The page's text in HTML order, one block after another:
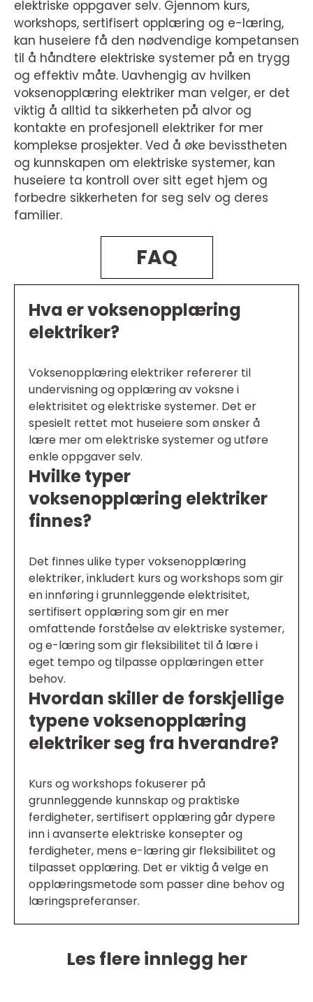
elektriske oppgaver selv. Gjennom kurs,
workshops, sertifisert opplæring og e-læring,
kan huseiere få den nødvendige kompetansen
til å håndtere elektriske systemer på en trygg
og effektiv måte. Uavhengig av hvilken
voksenopplæring elektriker man velger, er det
viktig å alltid ta sikkerheten på alvor og
kontakte en profesjonell elektriker for mer
komplekse prosjekter. Ved å øke bevisstheten
og kunnskapen om elektriske systemer, kan
huseiere ta kontroll over sitt eget hjem og
forbedre sikkerheten for seg selv og deres
familier.
FAQ
Hva er voksenopplæring
elektriker?
Voksenopplæring elektriker refererer til
undervisning og opplæring av voksne i
elektrisitet og elektriske systemer. Det er
spesielt rettet mot huseiere som ønsker å
lære mer om elektriske systemer og utføre
enkle oppgaver selv.
Hvilke typer
voksenopplæring elektriker
finnes?
Det finnes ulike typer voksenopplæring
elektriker, inkludert kurs og workshops som gir
en innføring i grunnleggende elektrisitet,
sertifisert opplæring som gir en mer
omfattende forståelse av elektriske systemer,
og e-læring som gir fleksibilitet til å lære i
eget tempo og tilpasse opplæringen etter
behov.
Hvordan skiller de forskjellige
typene voksenopplæring
elektriker seg fra hverandre?
Kurs og workshops fokuserer på
grunnleggende kunnskap og praktiske
ferdigheter, sertifisert opplæring går dypere
inn i avanserte elektriske konsepter og
ferdigheter, mens e-læring gir fleksibilitet og
tilpasset opplæring. Det er viktig å velge en
opplæringsmetode som passer dine behov og
læringspreferanser.
Les flere innlegg her